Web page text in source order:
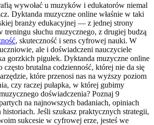
wywołać u muzyków i edukatorów niemal
Dyktanda muzyczne online właśnie w taki
branży edukacyjnej — z jednej strony
treningu słuchu muzycznego, z drugiej budzą
, skuteczność i sens cyfrowej nauki. W
ale i doświadczeni nauczyciele
gorzkich pigułek. Dyktanda muzyczne online
brutalna codzienność, której nie da się
które przenosi nas na wyższy poziom
czy raczej pułapka, w której gubimy
doświadczenia? Poznaj 9
na najnowszych badaniach, opiniach
Jeśli szukasz praktycznych strategii,
sukcesie w cyfrowej erze, jesteś we